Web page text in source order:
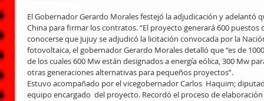
El Gobernador Gerardo Morales festejó la adjudicación y adelantó
China para firmar los contratos. “El proyecto generará 600
conocerse que Jujuy se adjudicó la licitación convocada por la
fotovoltaica, el gobernador Gerardo Morales detalló que “es de
de los cuales 600 Mw están designados a energía eólica, 300 Mw
otras generaciones alternativas para pequeños proyectos”.
Estuvo acompañado por el vicegobernador Carlos  Haquim;
equipo encargado  del proyecto. Recordó el proceso de